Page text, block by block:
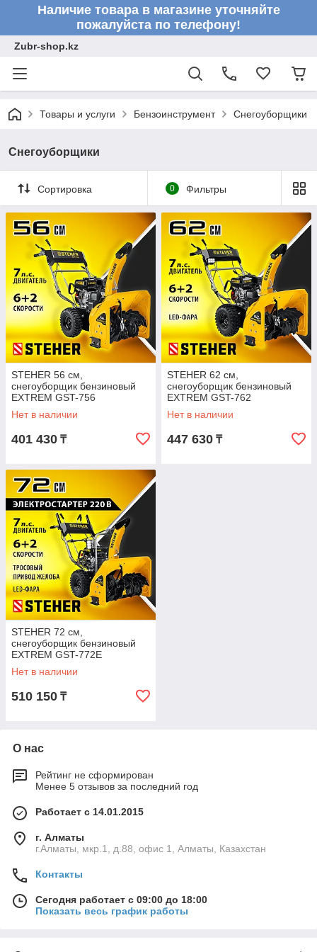
Наличие товара в магазине уточняйте
пожалуйста по телефону!
Zubr-shop.kz
Товары и услуги Бензоинструмент Снегоуборщики
Снегоуборщики
Сортировка 0 Фильтры
STEHER 56 см,
снегоуборщик бензиновый
EXTREM GST-756
Нет в наличии
401 430 ₸
STEHER 62 см,
снегоуборщик бензиновый
EXTREM GST-762
Нет в наличии
447 630 ₸
STEHER 72 см,
снегоуборщик бензиновый
EXTREM GST-772E
Нет в наличии
510 150 ₸
О нас
Рейтинг не сформирован
Менее 5 отзывов за последний год
Работает с 14.01.2015
г. Алматы
г.Алматы, мкр.1, д.88, офис 1, Алматы, Казахстан
Контакты
Сегодня работает с 09:00 до 18:00
Показать весь график работы